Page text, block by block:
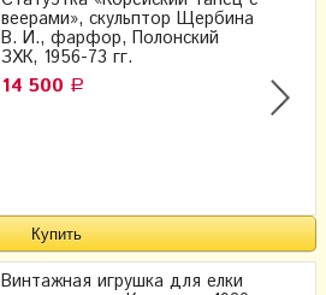
веерами», скульптор Щербина
В. И., фарфор, Полонский
ЗХК, 1956-73 гг.
14 500 Р
Винтажная игрушка для елки